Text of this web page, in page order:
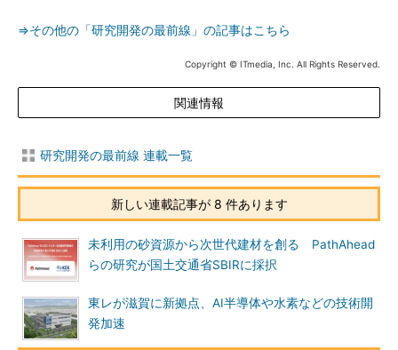
⇒その他の「研究開発の最前線」の記事はこちら
Copyright © ITmedia, Inc. All Rights Reserved.
関連情報
研究開発の最前線 連載一覧
新しい連載記事が 8 件あります
未利用の砂資源から次世代建材を創る PathAhead
らの研究が国土交通省SBIRに採択
東レが滋賀に新拠点、AI半導体や水素などの技術開
発加速